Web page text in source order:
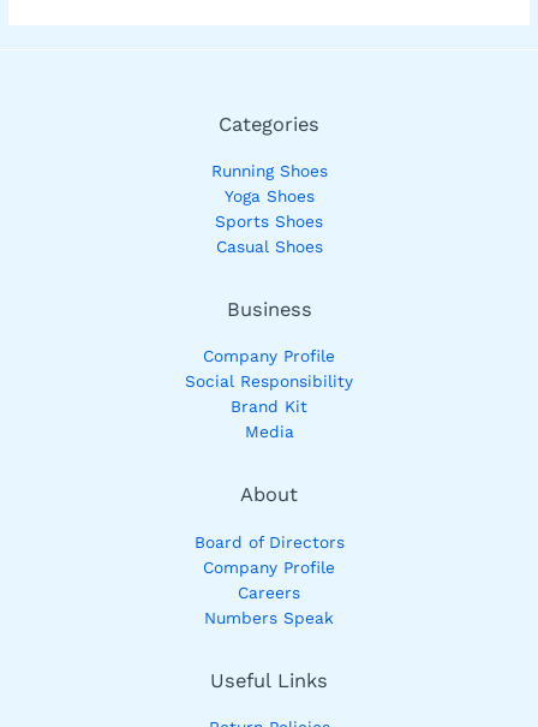
Categories
Running Shoes
Yoga Shoes
Sports Shoes
Casual Shoes
Business
Company Profile
Social Responsibility
Brand Kit
Media
About
Board of Directors
Company Profile
Careers
Numbers Speak
Useful Links